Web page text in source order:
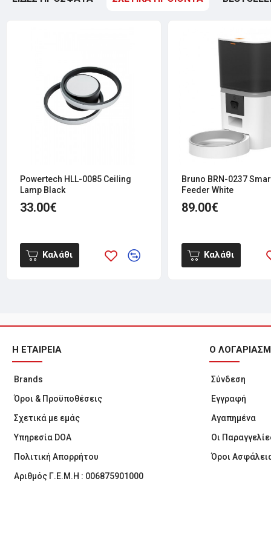
Powertech HLL-0085 Ceiling
Lamp Black
33.00€
Καλάθι
Bruno BRN-0237
Feeder White
89.00€
Καλάθι
Η ΕΤΑΙΡΕΙΑ
Brands
Όροι & Προϋποθέσεις
Σχετικά με εμάς
Υπηρεσία DOA
Πολιτική Απορρήτου
Αριθμός Γ.Ε.Μ.Η : 006875901000
Ο
Σύνδεση
Εγγραφή
Αγαπημένα
Οι
Όροι